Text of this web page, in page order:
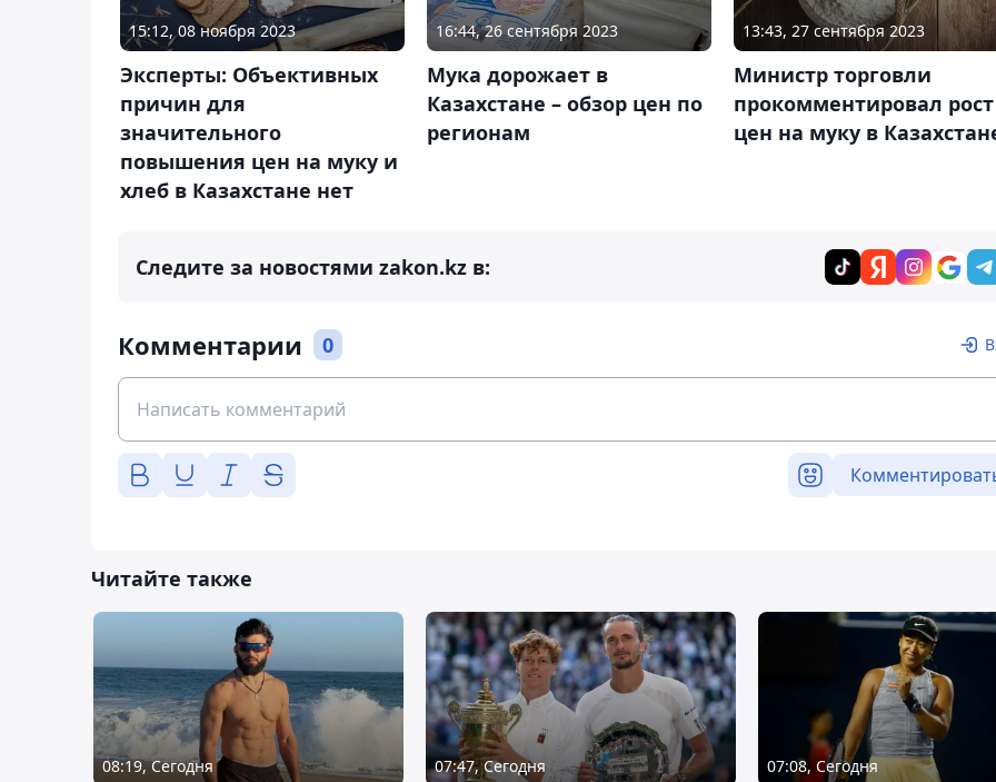
15:12, 08 ноября 2023
Эксперты: Объективных
причин для
значительного
повышения цен на муку и
хлеб в Казахстане нет
16:44, 26 сентября 2023
Мука дорожает в
Казахстане – обзор цен по
регионам
13:43, 27 сентября 2023
Министр торговли
прокомментировал рост
цен на муку в
Следите за новостями zakon.kz в:
Комментарии 0
Читайте также
08:19, Сегодня 07:47, Сегодня 07:08, Сегодня